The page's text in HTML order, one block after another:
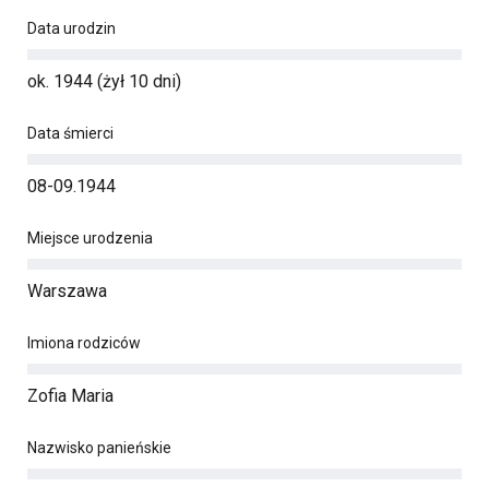
Data urodzin
ok. 1944 (żył 10 dni)
Data śmierci
08-09.1944
Miejsce urodzenia
Warszawa
Imiona rodziców
Zofia Maria
Nazwisko panieńskie